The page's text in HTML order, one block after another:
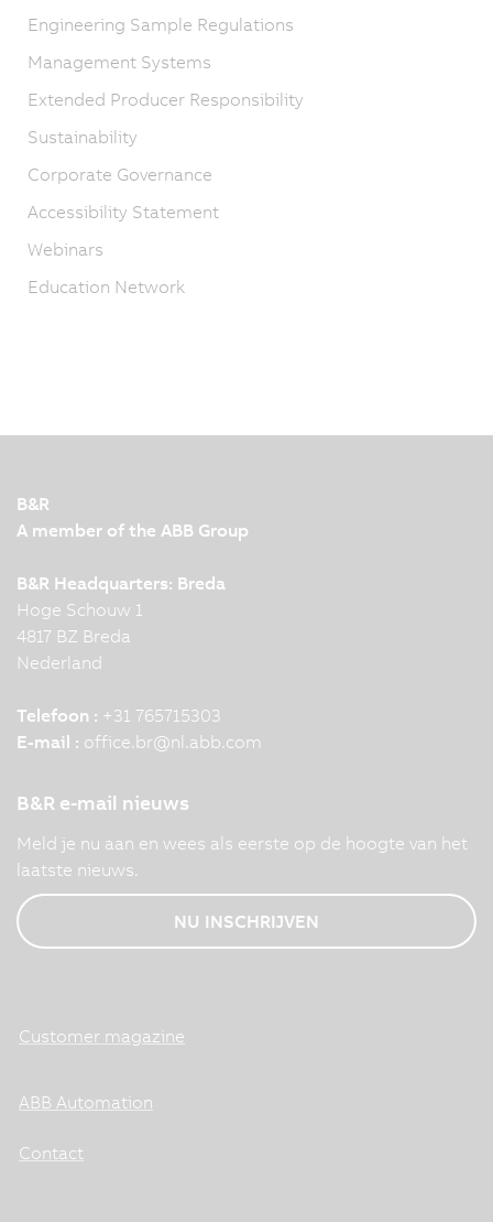
Engineering Sample Regulations
Management Systems
Extended Producer Responsibility
Sustainability
Corporate Governance
Accessibility Statement
Webinars
Education Network
B&R
A member of the ABB Group
B&R Headquarters: Breda
Hoge Schouw 1
4817 BZ Breda
Nederland
Telefoon : +31 765715303
E-mail : office.br@nl.abb.com
B&R e-mail nieuws
Meld je nu aan en wees als eerste op de hoogte van het
laatste nieuws.
NU INSCHRIJVEN
Customer magazine
ABB Automation
Contact